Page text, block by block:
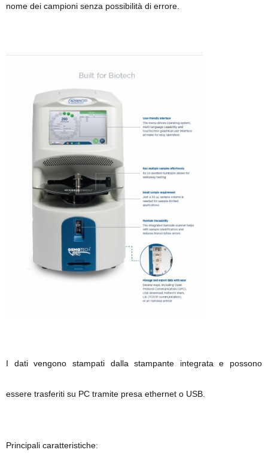
nome dei campioni senza possibilità di errore.
I dati vengono stampati dalla stampante integrata e possono
essere trasferiti su PC tramite presa ethernet o USB.
Principali caratteristiche: